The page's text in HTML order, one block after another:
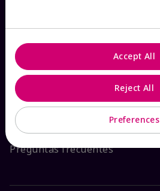
Ver estado del pedido
Contáctanos
Catálogos interactivos
Preguntas frecuentes
Preferences
Reject All
Accept All